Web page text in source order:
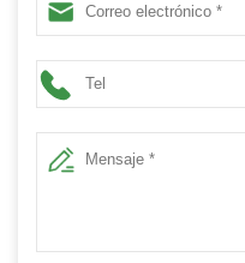
1000W / 2000W del bajo